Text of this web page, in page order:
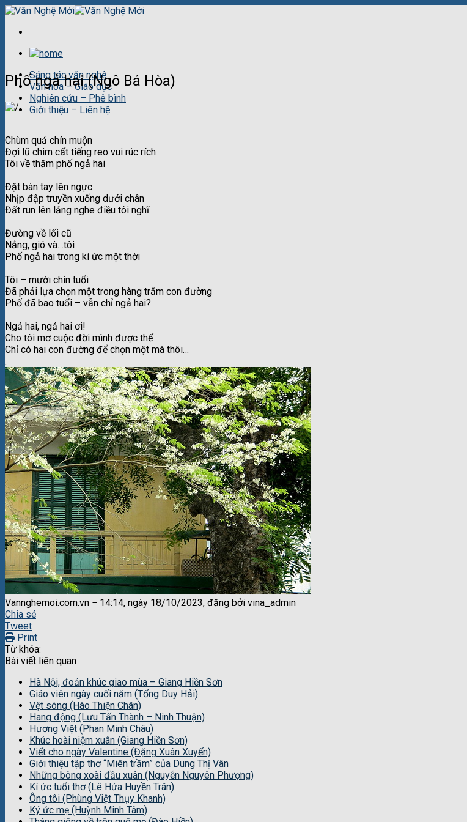
Skip
content
Sáng tác văn nghệ
Văn hóa – Giáo dục
Nghiên cứu – Phê bình
Giới thiệu – Liên hệ
Phố ngả hai (Ngô Bá Hòa)
Chùm quả chín muộn
Đợi lũ chim cất tiếng reo vui rúc rích
Tôi về thăm phố ngả hai
Đặt bàn tay lên ngực
Nhịp đập truyền xuống dưới chân
Đất run lên lắng nghe điều tôi nghĩ
Đường về lối cũ
Nắng, gió và…tôi
Phố ngả hai trong kí ức một thời
Tôi – mười chín tuổi
Đã phải lựa chọn một trong hàng trăm con đường
Phố đã bao tuổi – vẫn chỉ ngả hai?
Ngả hai, ngả hai ơi!
Cho tôi mơ cuộc đời mình được thế
Chỉ có hai con đường để chọn một mà thôi…
.
Vannghemoi.com.vn − 14:14, ngày 18/10/2023, đăng bởi vina_admin
Chia sẻ
Tweet
Print
Từ khóa:
Bài viết liên quan
Hà Nội, đoản khúc giao mùa – Giang Hiền Sơn
Giáo viên ngày cuối năm (Tống Duy Hải)
Vệt sóng (Hào Thiện Chân)
Hang động (Lưu Tấn Thành – Ninh Thuận)
Hương Việt (Phan Minh Châu)
Khúc hoài niệm xuân (Giang Hiền Sơn)
Viết cho ngày Valentine (Đặng Xuân Xuyến)
Giới thiệu tập thơ “Miên trầm” của Dung Thị Vân
Những bông xoài đầu xuân (Nguyễn Nguyên Phượng)
Kí ức tuổi thơ (Lê Hứa Huyền Trân)
Ông tôi (Phùng Việt Thụy Khanh)
Ký ức mẹ (Huỳnh Minh Tâm)